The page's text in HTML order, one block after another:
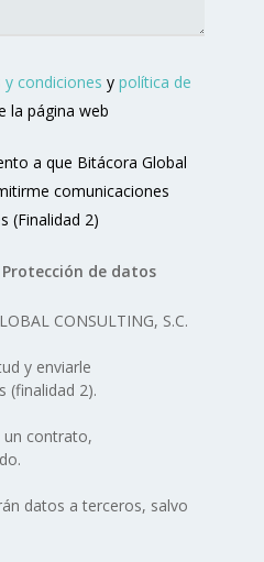
condiciones y política de
la página web
a que Bitácora Global
comunicaciones
(Finalidad 2)
de datos
CONSULTING, S.C.
y enviarle
(finalidad 2).
un contrato,
datos a terceros, salvo